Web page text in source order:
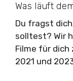
Was läuft
Du fragst
solltest? Wir
Filme für
2021 und